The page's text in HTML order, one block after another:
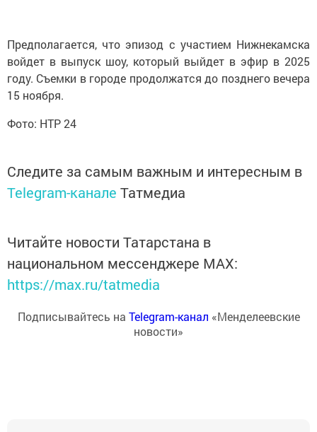
Предполагается, что эпизод с участием Нижнекамска
войдет в выпуск шоу, который выйдет в эфир в 2025
году. Съемки в городе продолжатся до позднего вечера
15 ноября.
Фото: НТР 24
Следите за самым важным и интересным в
Telegram-канале Татмедиа
Читайте новости Татарстана в
национальном мессенджере MАХ:
https://max.ru/tatmedia
Подписывайтесь на Telegram-канал «Менделеевские
новости»